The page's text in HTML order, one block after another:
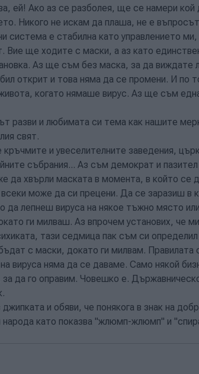
ей! Ако аз се разболея, ще се намери кой
Никого не искам да плаша, не е
система е стабилна като управлението
Вие ще ходите с маски, а аз като
Аз ще съм без маска, за да виждате
открит и това няма да се промени. И по
когато нямаше вирус. Аз ще съм
разви и любимата си тема как нашите
свят.
и увеселителните заведения,
събрания... Аз съм демократ и
да хвърли маската в момента, в който се
може да си прецени. Да се заразиш в
да лепнеш вируса на някое тъжно място
ги милваш. Аз впрочем установих, че
тази седмица пак съм си
с маски, докато ги милвам. Правилата
вируса няма да се даваме. Само някой
да го оправим. Човешко е.
и обяви, че понякога в знак на
народа като показва "жлюмп-жлюмп" и